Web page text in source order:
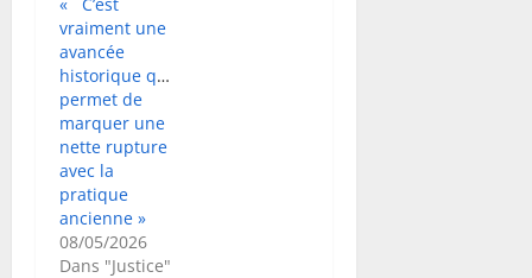
vraiment une
avancée
historique qui
permet de
marquer une
nette rupture
avec la
pratique
ancienne »
08/05/2026
Dans "Justice"